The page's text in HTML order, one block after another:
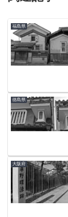
福島県
徳島県
大阪府